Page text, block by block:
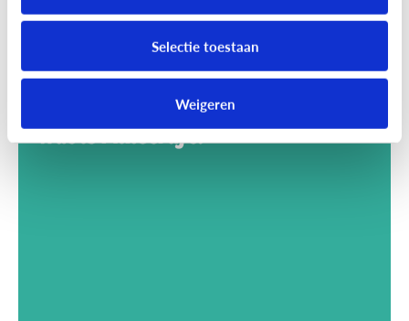
Selectie toestaan
Weigeren
Wat is Minecraft?